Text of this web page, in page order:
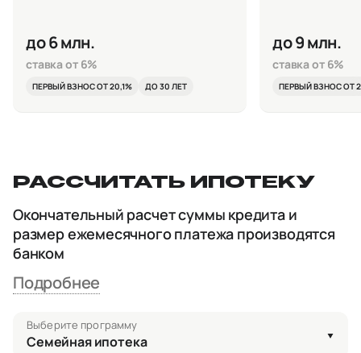
до 6 млн.
ставка от 6%
ПЕРВЫЙ ВЗНОС ОТ 20,1% ДО 30 ЛЕТ
до 9 млн.
ставка от 6%
ПЕРВЫЙ ВЗНОС ОТ
РАССЧИТАТЬ ИПОТЕКУ
Окончательный расчет суммы кредита и
размер ежемесячного платежа производятся
банком
Подробнее
Выберите программу
Семейная ипотека